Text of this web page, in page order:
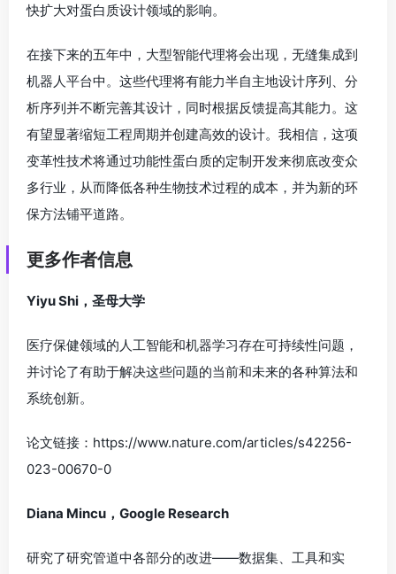
快扩大对蛋白质设计领域的影响。
在接下来的五年中，大型智能代理将会出现，无缝集成到
机器人平台中。这些代理将有能力半自主地设计序列、分
析序列并不断完善其设计，同时根据反馈提高其能力。这
有望显著缩短工程周期并创建高效的设计。我相信，这项
变革性技术将通过功能性蛋白质的定制开发来彻底改变众
多行业，从而降低各种生物技术过程的成本，并为新的环
保方法铺平道路。
更多作者信息
Yiyu Shi，圣母大学
医疗保健领域的人工智能和机器学习存在可持续性问题，
并讨论了有助于解决这些问题的当前和未来的各种算法和
系统创新。
论文链接：https://www.nature.com/articles/s42256-
023-00670-0
Diana Mincu，Google Research
研究了研究管道中各部分的改进——数据集、工具和实